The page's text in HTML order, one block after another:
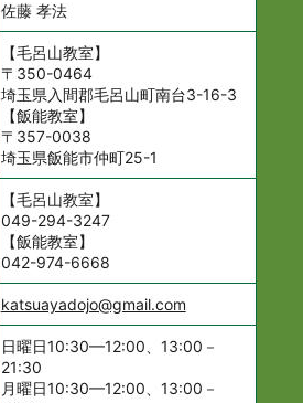
佐藤 孝法
【毛呂山教室】
〒350-0464
埼玉県入間郡毛呂山町南台3-16-3
【飯能教室】
〒357-0038
埼玉県飯能市仲町25-1
【毛呂山教室】
049-294-3247
【飯能教室】
042-974-6668
katsuayadojo@gmail.com
日曜日10:30—12:00、13:00－
21:30
月曜日10:30—12:00、13:00－